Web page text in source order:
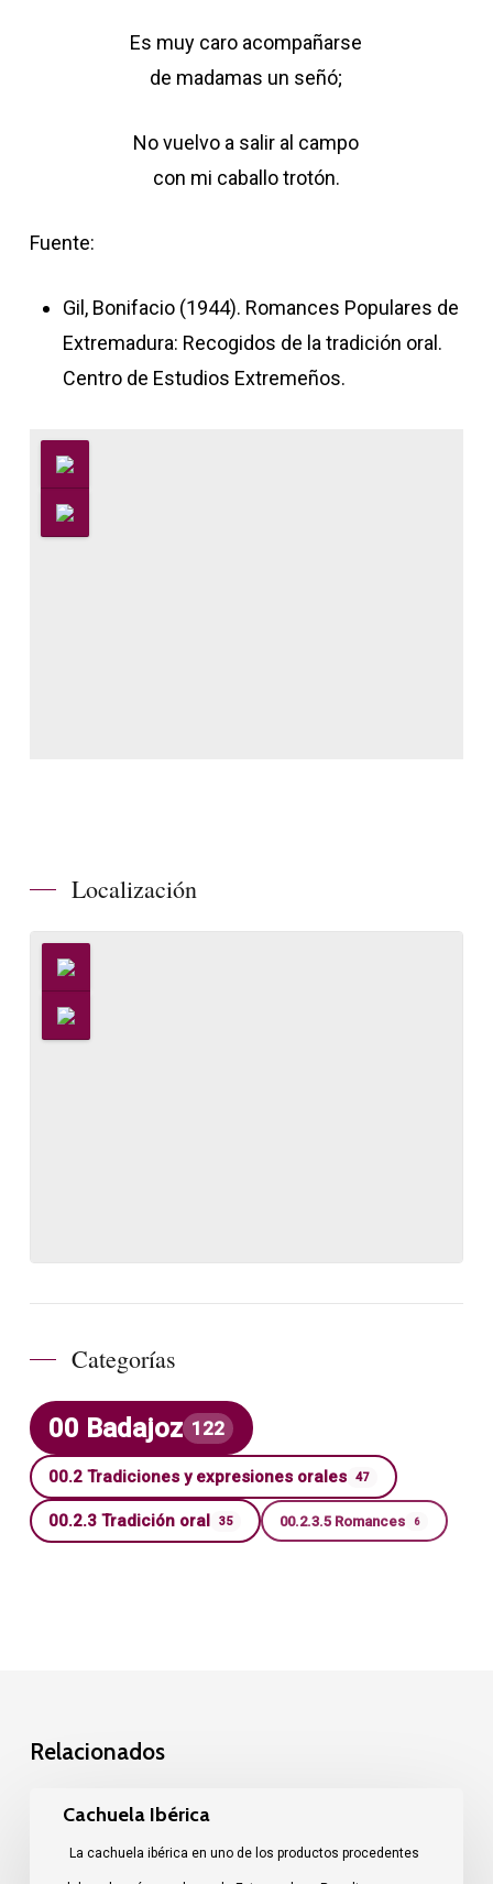
Es muy caro acompañarse
de madamas un señó;
No vuelvo a salir al campo
con mi caballo trotón.
Fuente:
Gil, Bonifacio (1944). Romances Populares de
Extremadura: Recogidos de la tradición oral.
Centro de Estudios Extremeños.
Localización
Categorías
00 Badajoz 122
00.2 Tradiciones y expresiones orales 47
00.2.3 Tradición oral 35 00.2.3.5 Romances 6
Relacionados
Cachuela
Cachuela Ibérica
La cachuela ibérica en uno de los productos procedentes